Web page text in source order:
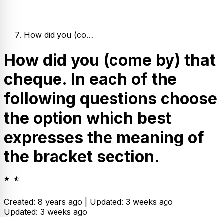
How did you (co…
How did you (come by) that
cheque. In each of the
following questions choose
the option which best
expresses the meaning of
the bracket section.
Created: 8 years ago | Updated: 3 weeks ago
Updated: 3 weeks ago